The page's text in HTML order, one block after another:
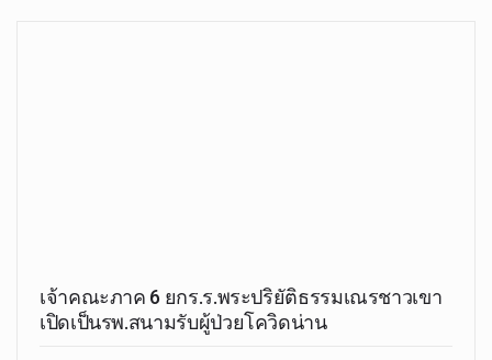
เจ้าคณะภาค 6 ยกร.ร.พระปริยัติธรรมเณรชาวเขา
เปิดเป็นรพ.สนามรับผู้ป่วยโควิดน่าน